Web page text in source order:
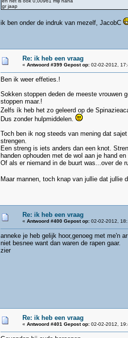
gr jaap
ik ben onder de indruk van mezelf, JacobC
Re: ik heb een vraag
« Antwoord #399 Gepost op:02-02-2012,
Ben ik weer effeties.!
Sokken stoppen deden de meeste vrouwen
stoppen maar.!
Zelfs ík heb het zo geleerd op de
Dus zonder hulpmiddelen.
Toch ben ik nog steeds van mening dat
strengen.
Een streng is iets anders dan een knot.
handen ophouden met de wol aan je hand
Of als er niemand in de buurt was...over de
Maar mannen, toch knap van jullie dat
Re: ik heb een vraag
« Antwoord #400 Gepost op:02-02-2012,
anneke je heb gelijk hoor,genoeg met me'n
niet besnee want dan waren de rapen gaar.
zier
Re: ik heb een vraag
« Antwoord #401 Gepost op:02-02-2012,